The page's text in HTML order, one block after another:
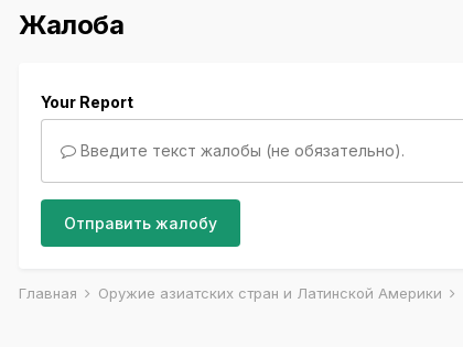
Жалоба
Your Report
Введите текст жалобы (не обязательно).
Отправить жалобу
Главная Оружие азиатских стран и Латинской Америки